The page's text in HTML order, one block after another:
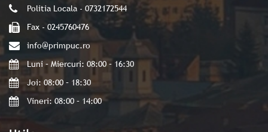
Politia Locala - 0732172544
Fax - 0245760476
info@primpuc.ro
Luni – Miercuri: 08:00 – 16:30
Joi: 08:00 – 18:30
Vineri: 08:00 – 14:00